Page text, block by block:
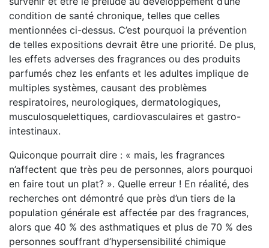
condition de santé chronique, telles que celles
mentionnées ci-dessus. C’est pourquoi la prévention
de telles expositions devrait être une priorité. De plus,
les effets adverses des fragrances ou des produits
parfumés chez les enfants et les adultes implique de
multiples systèmes, causant des problèmes
respiratoires, neurologiques, dermatologiques,
musculosquelettiques, cardiovasculaires et gastro-
intestinaux.
Quiconque pourrait dire : « mais, les fragrances
n’affectent que très peu de personnes, alors pourquoi
en faire tout un plat? ». Quelle erreur ! En réalité, des
recherches ont démontré que près d’un tiers de la
population générale est affectée par des fragrances,
alors que 40 % des asthmatiques et plus de 70 % des
personnes souffrant d’hypersensibilité chimique